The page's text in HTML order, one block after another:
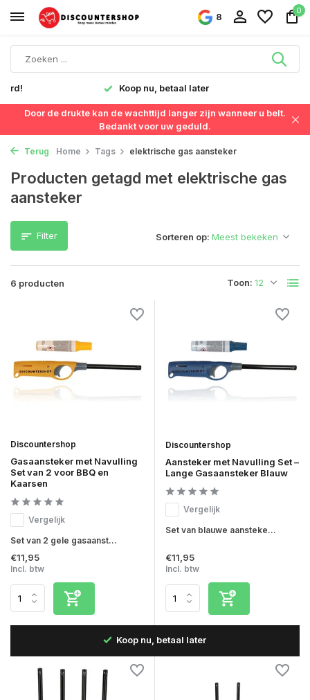
8
0
Koop nu, betaal later
Door de drukte kan de wachttijd langer zijn wanneer u belt.
Bedankt voor uw geduld.
Terug Home Tags elektrische gas aansteker
Producten getagd met elektrische gas
aansteker
Filter
6 producten Toon:
Sorteren op:
Discountershop
Gasaansteker met Navulling
Set van 2 voor BBQ en
Kaarsen
Vergelijk
Set van 2 gele gasaanst...
€11,95
Incl. btw
Discountershop
Aansteker met Navulling Set –
Lange Gasaansteker Blauw
Vergelijk
Set van blauwe aansteke...
€11,95
Incl. btw
Koop nu, betaal later